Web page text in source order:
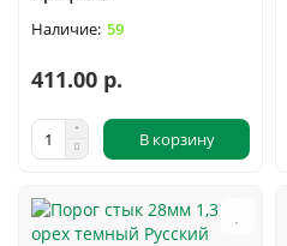
59
411.00 р.
В корзину